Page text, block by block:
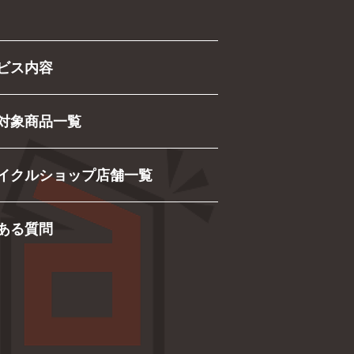
ス内容
象商品一覧
クルショップ店舗一覧
る質問